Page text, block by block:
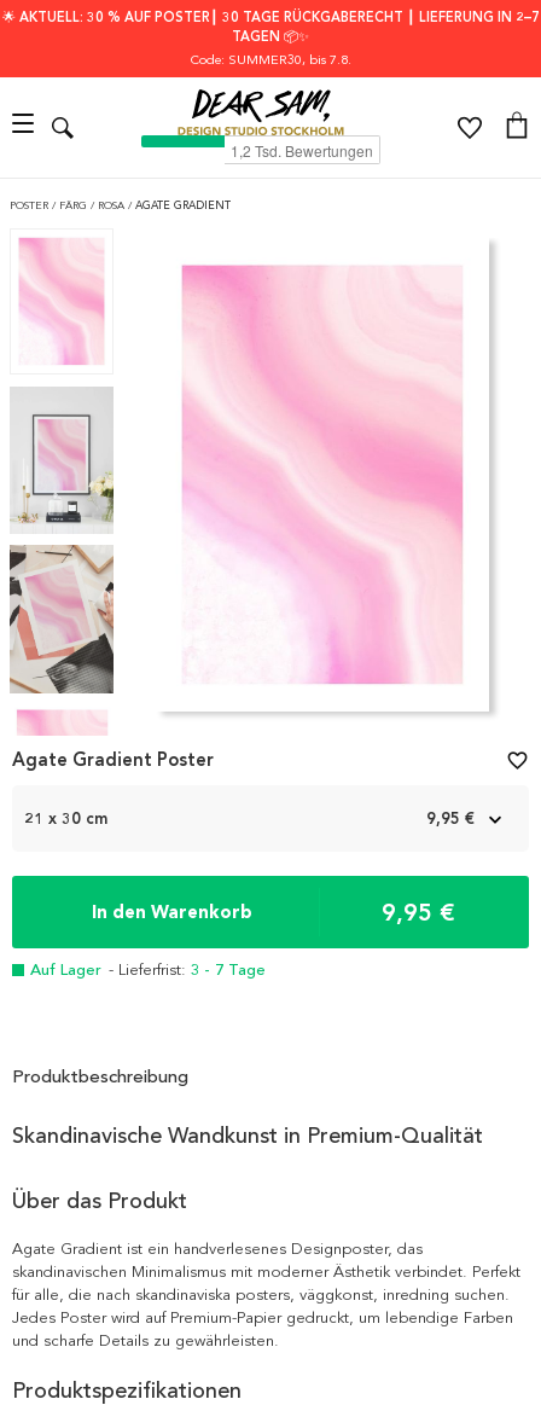
🌟 AKTUELL: 30 % AUF POSTER┃ 30 TAGE RÜCKGABERECHT ┃ LIEFERUNG IN 2–7
TAGEN 📦✨
Code: SUMMER30, bis 7.8.
POSTER / FÄRG / ROSA / AGATE GRADIENT
1
21 x 30 cm 9,95 €
In den Warenkorb 9,95 €
Auf Lager - Lieferfrist: 3 - 7 Tage
Agate Gradient Poster favorite_border
Produktbeschreibung
Skandinavische Wandkunst in Premium-Qualität
Über das Produkt
Agate Gradient ist ein handverlesenes Designposter, das
skandinavischen Minimalismus mit moderner Ästhetik verbindet. Perfekt
für alle, die nach skandinaviska posters, väggkonst, inredning suchen.
Jedes Poster wird auf Premium-Papier gedruckt, um lebendige Farben
und scharfe Details zu gewährleisten.
Produktspezifikationen